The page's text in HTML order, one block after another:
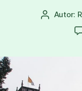
Autor
příspěvku
Autor: